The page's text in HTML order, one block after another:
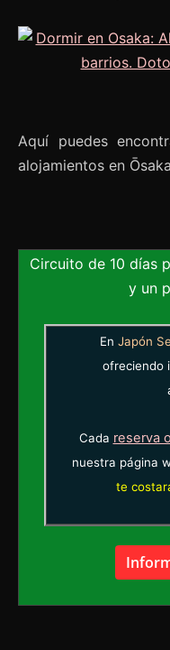
Aquí puedes
alojamientos en
Circuito de 10 días
y un
En Japón
ofreciendo
Cada reserva
nuestra página
te